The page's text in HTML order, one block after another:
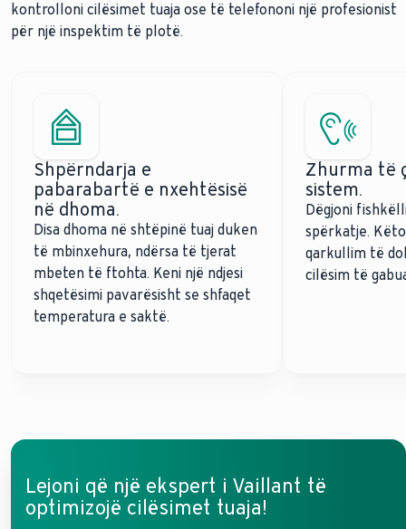
kontrolloni cilësimet tuaja ose të telefononi një profesionist
për një inspektim të plotë.
Shpërndarja e
pabarabartë e nxehtësisë
në dhoma.
Disa dhoma në shtëpinë tuaj duken
të mbinxehura, ndërsa të tjerat
mbeten të ftohta. Keni një ndjesi
shqetësimi pavarësisht se shfaqet
temperatura e saktë.
Zhurma të
sistem.
Dëgjoni
spërkatje.
qarkullim të
cilësim të
Lejoni që një ekspert i Vaillant të
optimizojë cilësimet tuaja!